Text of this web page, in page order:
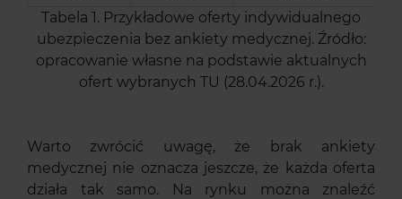
Tabela 1. Przykładowe oferty indywidualnego
ubezpieczenia bez ankiety medycznej. Źródło:
opracowanie własne na podstawie aktualnych
ofert wybranych TU (28.04.2026 r.).
Warto zwrócić uwagę, że brak ankiety
medycznej nie oznacza jeszcze, że każda oferta
działa tak samo. Na rynku można znaleźć